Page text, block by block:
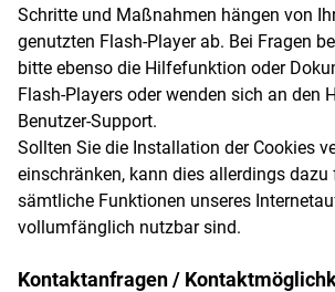
Schritte und Maßnahmen hängen von
genutzten Flash-Player ab. Bei Fragen
bitte ebenso die Hilfefunktion oder
Flash-Players oder wenden sich an den
Benutzer-Support.
Sollten Sie die Installation der Cookies
einschränken, kann dies allerdings
sämtliche Funktionen unseres
vollumfänglich nutzbar sind.
Kontaktanfragen /